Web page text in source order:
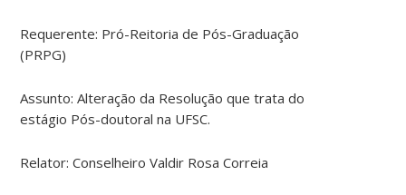
Requerente: Pró-Reitoria de Pós-Graduação
(PRPG)
Assunto: Alteração da Resolução que trata do
estágio Pós-doutoral na UFSC.
Relator: Conselheiro Valdir Rosa Correia